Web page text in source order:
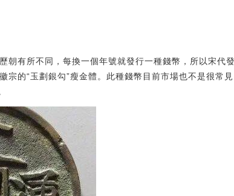
朝有所不同，每換一個年號就發行一種錢幣，所以宋代
宗的“玉劃銀勾”瘦金體。此種錢幣目前市場也不是很常